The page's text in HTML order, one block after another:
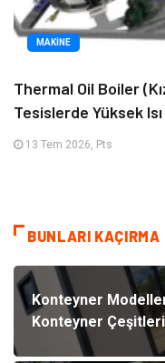
MAKINE
Thermal Oil Boiler
Tesislerde Yüksek
13 Tem 2026, Pts
BUNLARI KAÇIRMA
Konteyner
Konteyner Çeşitleri